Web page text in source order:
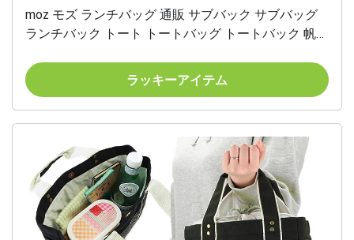
moz モズ ランチバッグ 通販 サブバック サブバッグ
ランチバック トート トートバッグ トートバック 帆布
い物 お出かけ 弁当 お弁当 弁当箱
ラッキーアイテム